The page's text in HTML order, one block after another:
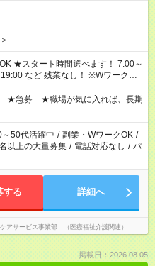
～
残業なし！ ※Wワークの
40時間超の就業はご案内できませ
以上勤務は社会保険への加入対象
日雇い派遣の原則禁止）により、
内が難しい場合があります
★急募 ★職場が気に入れば、長期
～50代活躍中 / 副業・WワークOK /
以上の大量募集 / 電話対応なし / パ
する 詳細へ
アサービス事業部 （医療福祉介護関連）
掲載日：2026.08.05